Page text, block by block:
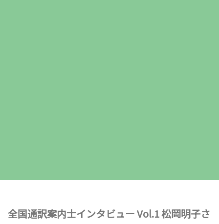
全国通訳案内士インタビュー Vol.1 松岡明子さ